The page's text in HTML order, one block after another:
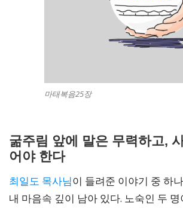
마태복음25장
굶주림 앞에 말은 무력하고,
어야 한다
최일도 목사님이 들려준 이야기 중 하
내 마음속 깊이 남아 있다. 노숙인 두